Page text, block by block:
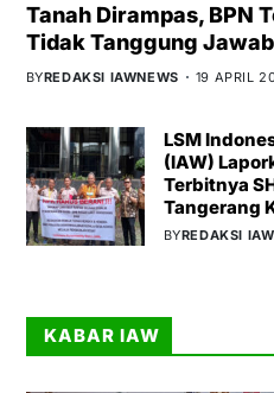
Tanah Dirampas, BPN
Tidak Tanggung Jawab
BYREDAKSI IAWNEWS 19 APRIL
LSM
(IAW)
Terbitnya
Tangerang
BYREDAKSI
KABAR IAW